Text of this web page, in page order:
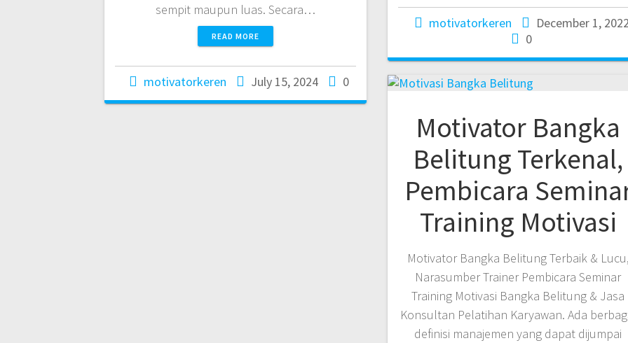
sempit maupun luas. Secara…
READ MORE
motivatorkeren July 15, 2024 0
motivatorkeren
December 1, 2022
0
Motivator Bangka
Belitung Terkenal,
Pembicara
Training Motivasi
Motivator Bangka Belitung Terbaik & Lucu,
Narasumber Trainer Pembicara Seminar
Training Motivasi Bangka Belitung & Jasa
Konsultan Pelatihan Karyawan. Ada
definisi manajemen yang dapat dijumpai